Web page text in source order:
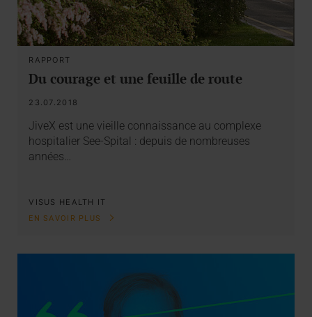
RAPPORT
Du courage et une feuille de route
23.07.2018
JiveX est une vieille connaissance au complexe
hospitalier See-Spital : depuis de nombreuses
années…
VISUS HEALTH IT
EN SAVOIR PLUS